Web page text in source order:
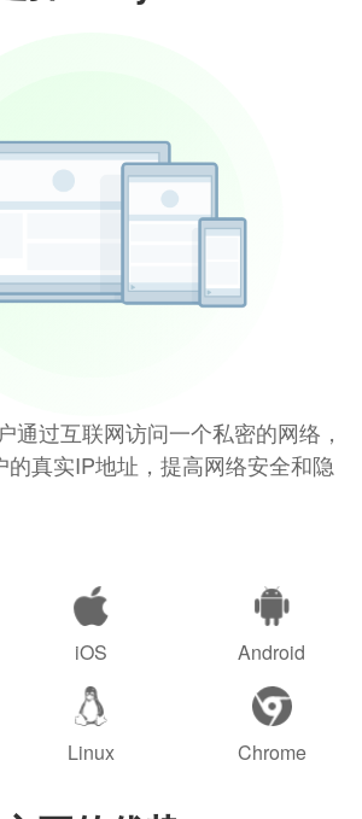
通过互联网访问一个私密的网络，
的真实IP地址，提高网络安全和隐
iOS Android
Linux Chrome